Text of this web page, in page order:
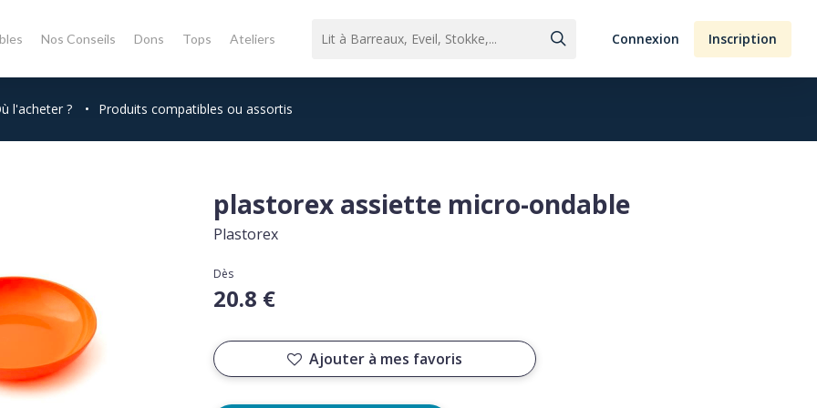
Nos Conseils Dons Tops Ateliers Connexion Inscription
l'acheter ? • Produits compatibles ou assortis
plastorex assiette micro-ondable
Plastorex
Dès
20.8 €
Ajouter à mes favoris